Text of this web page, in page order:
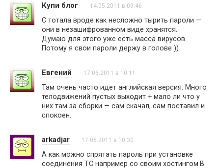
Купи блог 14.05.2011 в 09:46
С тотала вроде как несложно тырить пароли —
они в незашифрованном виде хранятся.
Думаю для этого уже есть масса вирусов.
Потому я свои пароли держу в голове ))
Евгений 17.06.2011 в 10:11
Там очень часто идет английская версия. Много
телодвижений пустых выходит + мало ли что у
них там за сборки — сам скачал, сам поставил и
спокоен.
arkadjar 17.06.2011 в 10:30
А как можно спрятать пароль при установке
соединения TC например со своим хостингом.В